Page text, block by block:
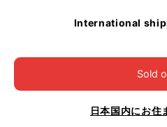
International
Sold
日本国内にお住